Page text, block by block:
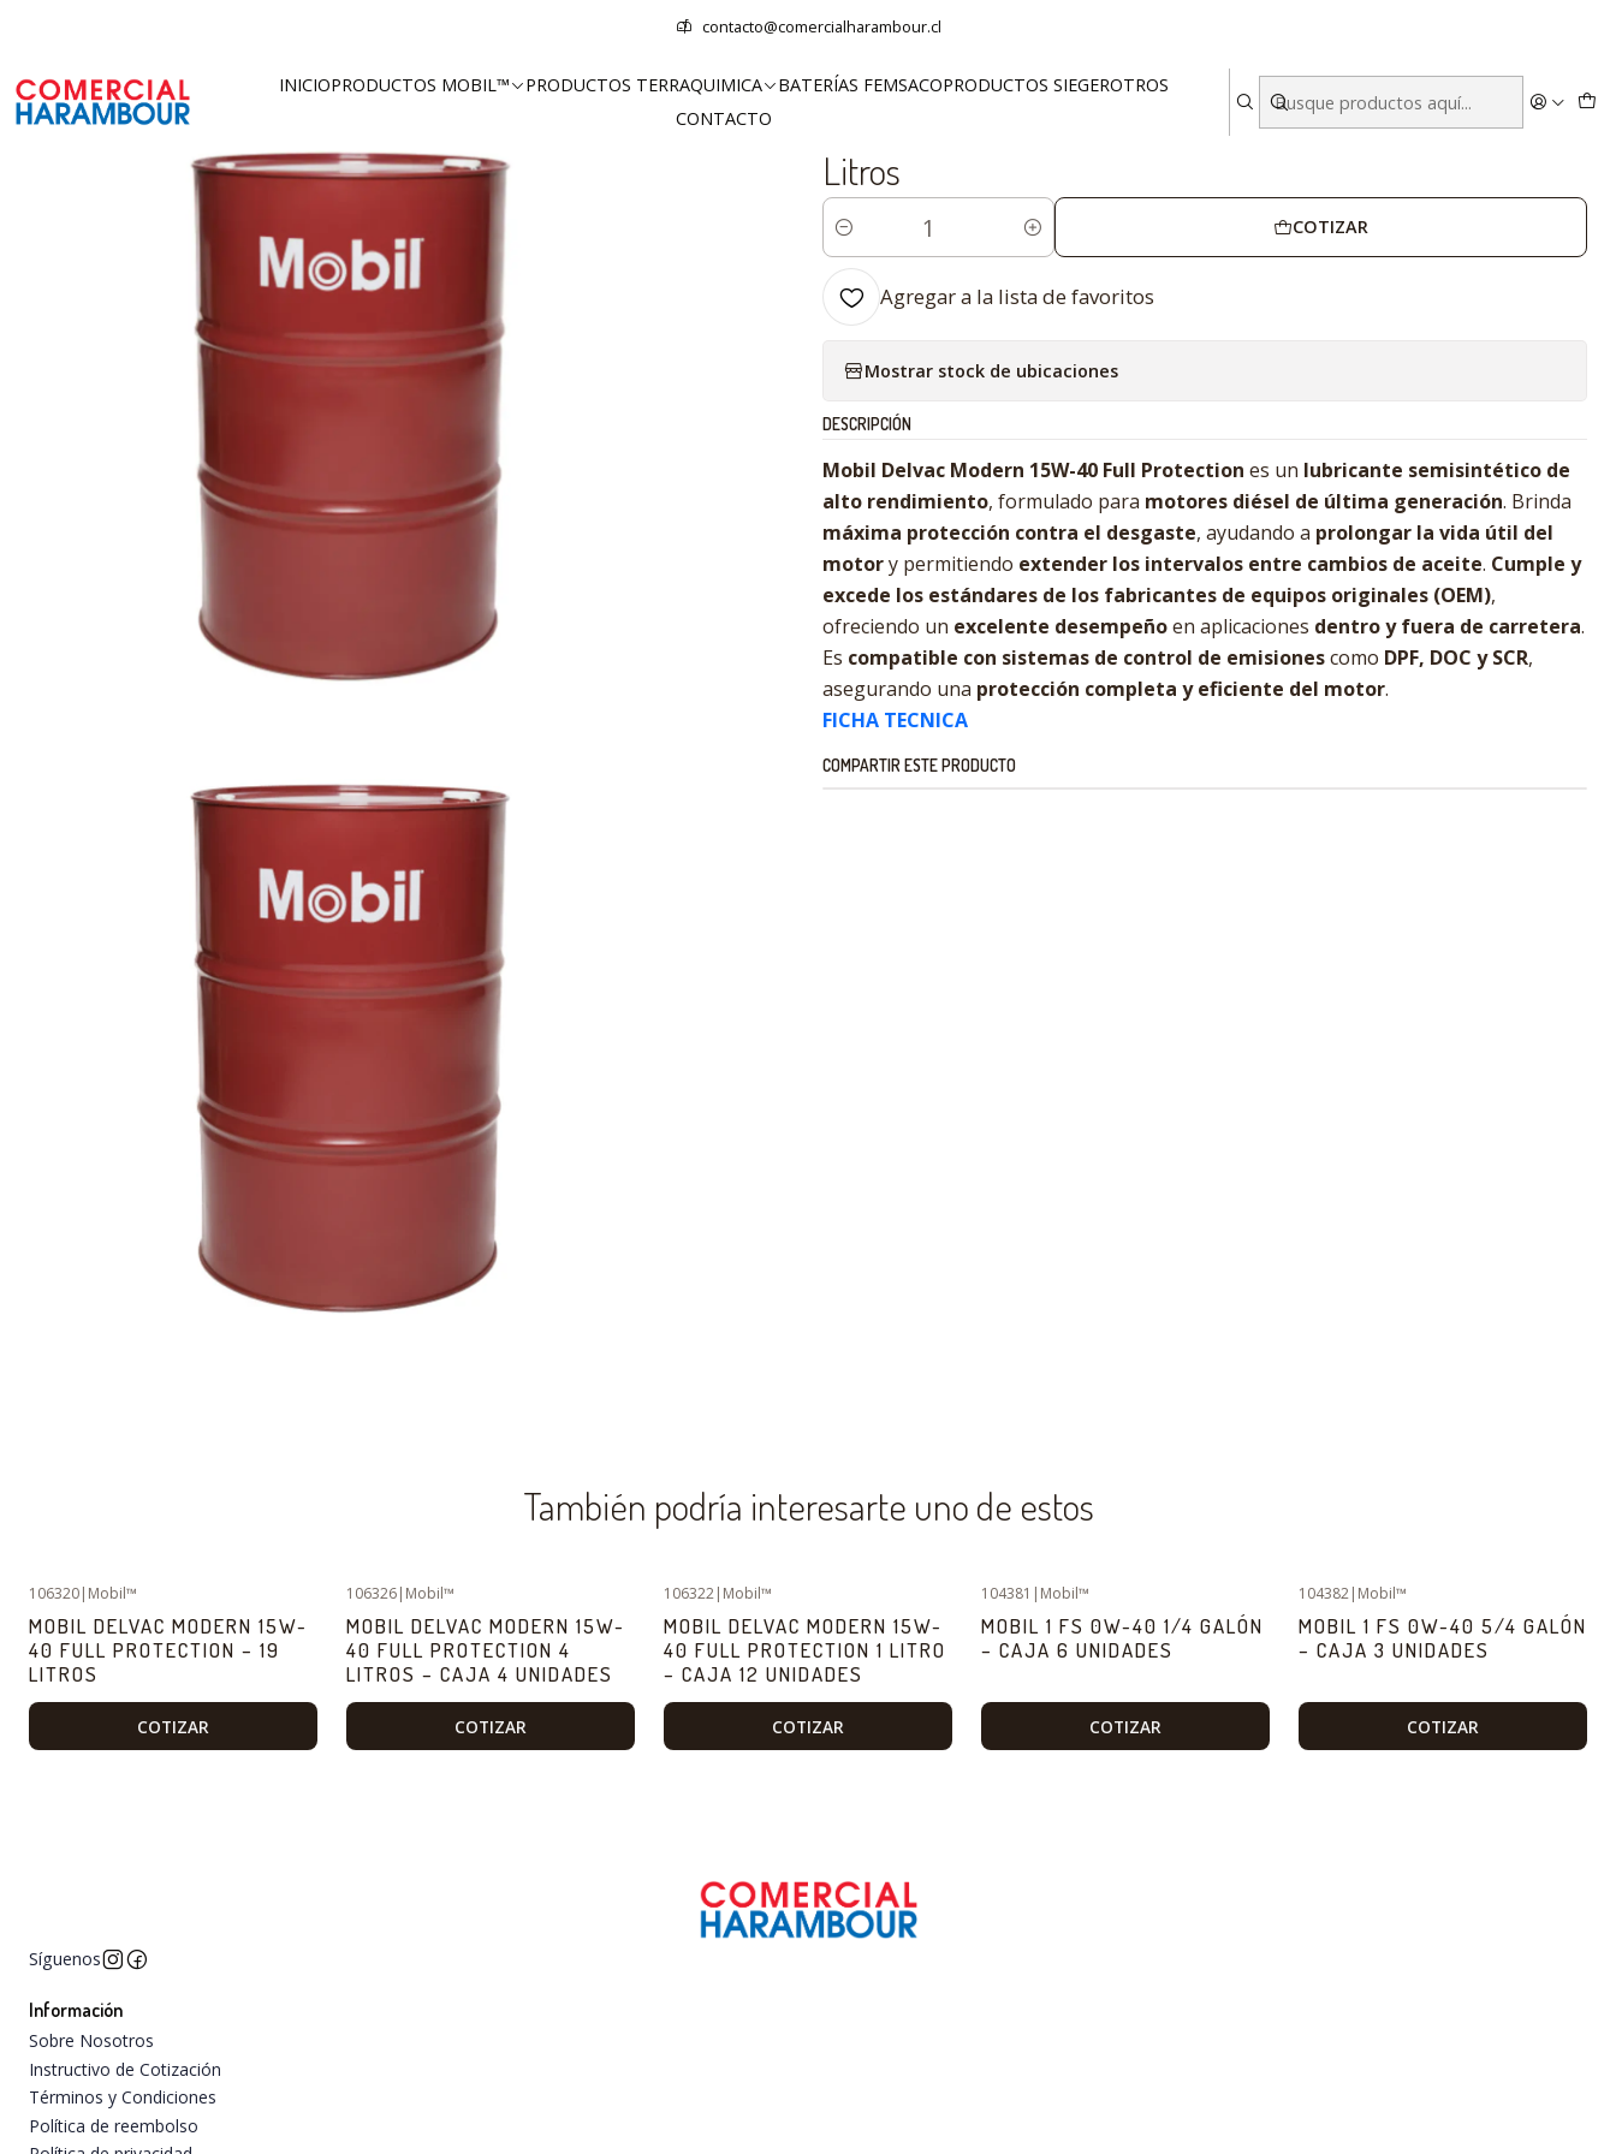
INICIOPRODUCTOS MOBIL™ PRODUCTOS TERRAQUIMICA BATERÍAS FEMSACOPRODUCTOS SIEGEROTROS
CONTACTO
contacto@comercialharambour.cl
Lubricantes Mobil Delvac Modern 15W-40 Full Protection – 208 Litros
Mobil Delvac Modern 15W-40 Full Protection – 208
Litros
Cantidad
COTIZAR
Agregar a la lista de favoritos
Mostrar stock de ubicaciones
DESCRIPCIÓN
Mobil Delvac Modern 15W-40 Full Protection es un lubricante semisintético de
alto rendimiento, formulado para motores diésel de última generación. Brinda
máxima protección contra el desgaste, ayudando a prolongar la vida útil del
motory permitiendo extender los intervalos entre cambios de aceite. Cumple y
excede los estándares de los fabricantes de equipos originales (OEM),
ofreciendo un excelente desempeñoen aplicaciones dentro y fuera de carretera.
Es compatible con sistemas de control de emisionescomo DPF, DOC y SCR,
asegurando una protección completa y eficiente del motor.
FICHA TECNICA
COMPARTIR ESTE PRODUCTO
También podría interesarte uno de estos
106320| Mobil™
MOBIL DELVAC MODERN 15W-
40 FULL PROTECTION – 19
LITROS
COTIZAR
106326| Mobil™
MOBIL DELVAC MODERN 15W-
40 FULL PROTECTION 4
LITROS – CAJA 4 UNIDADES
COTIZAR
106322| Mobil™
MOBIL DELVAC MODERN 15W-
40 FULL PROTECTION 1 LITRO
– CAJA 12 UNIDADES
COTIZAR
104381 | Mobil™
MOBIL 1 FS 0W-40 1/4 GALÓN
– CAJA 6 UNIDADES
COTIZAR
104382| Mobil™
MOBIL 1 FS 0W-40 5/4 GALÓN
– CAJA 3 UNIDADES
COTIZAR
Síguenos
Información
Sobre Nosotros
Instructivo de Cotización
Términos y Condiciones
Política de reembolso